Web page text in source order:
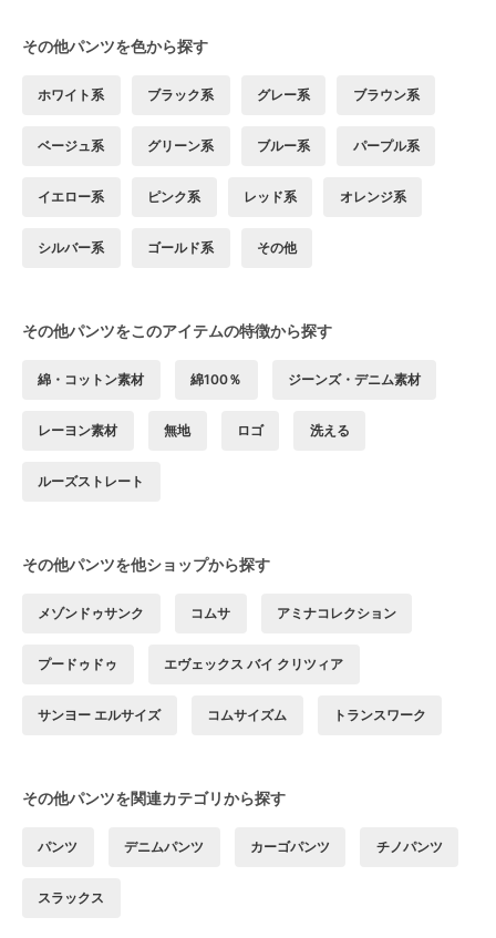
その他パンツを色から探す
ホワイト系 ブラック系 グレー系 ブラウン系
ベージュ系 グリーン系 ブルー系 パープル系
イエロー系 ピンク系 レッド系 オレンジ系
シルバー系 ゴールド系 その他
その他パンツをこのアイテムの特徴から探す
綿・コットン素材 綿100％ ジーンズ・デニム素材
レーヨン素材 無地 ロゴ 洗える
ルーズストレート
その他パンツを他ショップから探す
メゾンドゥサンク コムサ アミナコレクション
プードゥドゥ エヴェックス バイ クリツィア
サンヨー エルサイズ コムサイズム トランスワーク
その他パンツを関連カテゴリから探す
パンツ デニムパンツ カーゴパンツ チノパンツ
スラックス